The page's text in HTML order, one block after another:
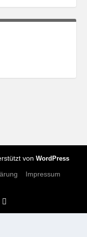
von WordPress
Impressum